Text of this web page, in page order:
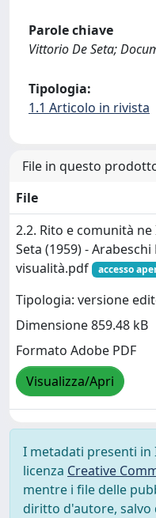
Parole chiave
Vittorio De Seta;
Tipologia:
1.1 Articolo in rivista
File in questo
File
2.2. Rito e comunità
Seta (1959) -
visualità.pdf
accesso
Tipologia: versione
Dimensione 859.48 kB
Formato Adobe PDF
Visualizza/Apri
I metadati presenti in
licenza Creative
mentre i file delle
diritto d'autore, salvo